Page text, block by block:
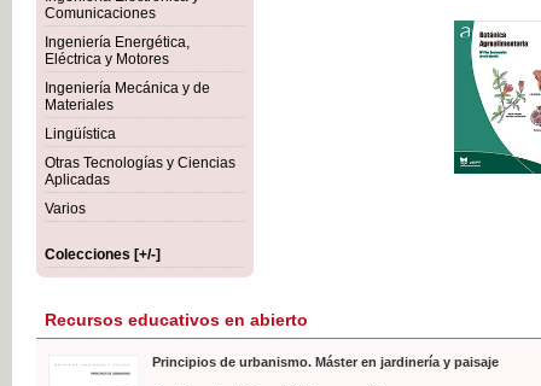
Comunicaciones
Ingeniería Energética,
Eléctrica y Motores
Ingeniería Mecánica y de
Materiales
Lingüística
Otras Tecnologías y Ciencias
Aplicadas
Varios
Colecciones [+/-]
IVA
Recursos educativos en abierto
Principios de urbanismo. Máster en jardinería y paisaje